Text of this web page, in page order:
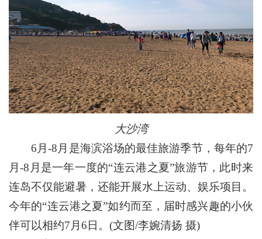
大沙湾
6月-8月是海滨浴场的最佳旅游季节，每年的7
月-8月是一年一度的“连云港之夏”旅游节，此时来
连岛不仅能避暑，还能开展水上运动、娱乐项目。
今年的“连云港之夏”如约而至，届时感兴趣的小伙
伴可以相约7月6日。(文图/李婉清扬 摄)